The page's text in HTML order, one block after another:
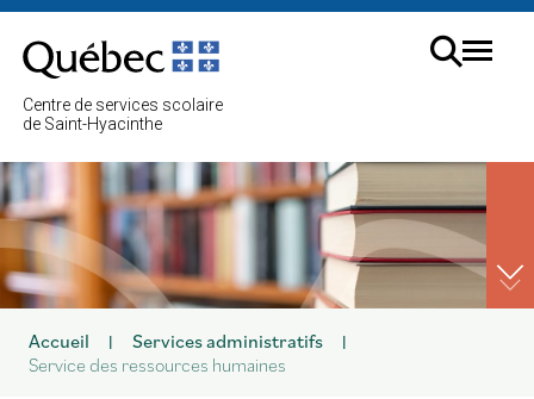
au
contenu
Centre de services scolaire
de Saint-Hyacinthe
Menu
Accueil | Services administratifs |
Service des ressources humaines